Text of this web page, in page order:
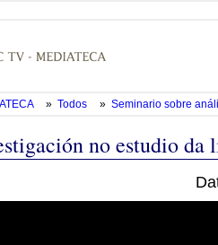
» Todos » Seminario sobre
no estudio da